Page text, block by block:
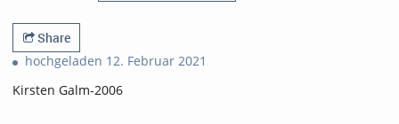
views
favorites
Share
hochgeladen 12. Februar 2021
Kirsten Galm-2006